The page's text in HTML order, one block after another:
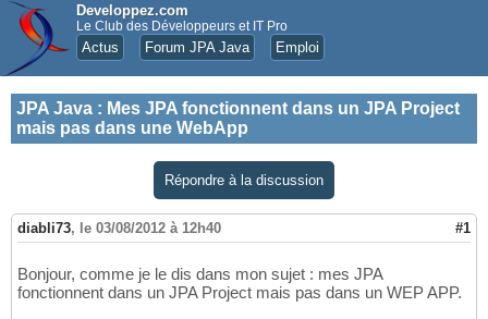
Developpez.com
Le Club des Développeurs et IT Pro
Actus Forum JPA Java Emploi
JPA Java : Mes JPA fonctionnent dans un JPA Project
mais pas dans une WebApp
Répondre à la discussion
diabli73, le 03/08/2012 à 12h40 #1
Bonjour, comme je le dis dans mon sujet : mes JPA
fonctionnent dans un JPA Project mais pas dans un WEP APP.